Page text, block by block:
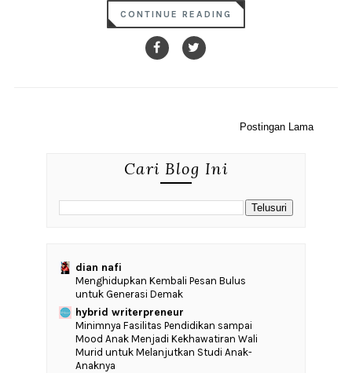
CONTINUE READING
Postingan Lama
Cari Blog Ini
dian nafi
Menghidupkan Kembali Pesan Bulus
untuk Generasi Demak
hybrid writerpreneur
‎Minimnya Fasilitas Pendidikan sampai
Mood Anak Menjadi Kekhawatiran Wali
Murid untuk Melanjutkan Studi Anak-
Anaknya